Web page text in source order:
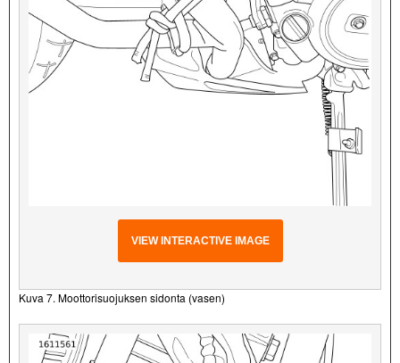
VIEW INTERACTIVE IMAGE
Kuva 7. Moottorisuojuksen sidonta (vasen)